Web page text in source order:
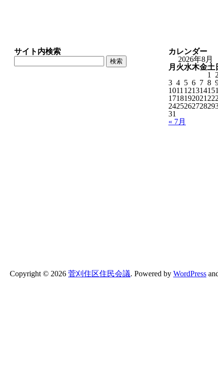
サイト内検索
検
索:
カレンダー
2026年8月
月 火水木金土
1
3 4 5 6 7 8
1011 12131415
1718192021 22
242526272829
31
« 7月
Copyright © 2026 菅刈住区住民会議. Powered by WordPress